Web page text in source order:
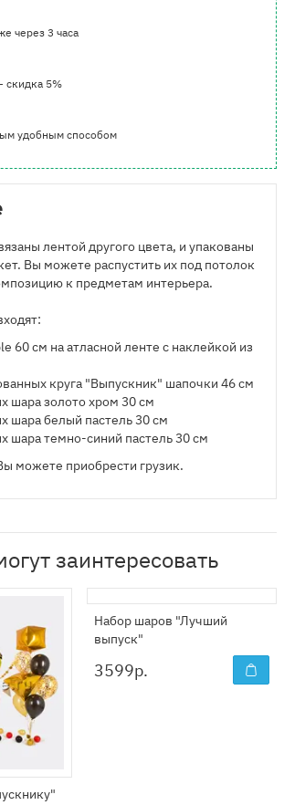
через 3 часа
скидка 5%
удобным способом
лентой другого цвета, и упакованы
Вы можете распустить их под потолок
к предметам интерьера.
60 см на атласной ленте с наклейкой из
круга "Выпускник" шапочки 46 см
шара золото хром 30 см
шара белый пастель 30 см
шара темно-синий пастель 30 см
можете приобрести грузик.
заинтересовать
Набор шаров "Лучший
выпуск"
3599р.